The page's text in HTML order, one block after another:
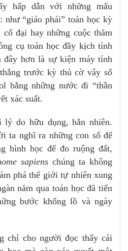
hấp dẫn với những mẩu
như “giáo phái” toán học kỳ
cổ đại hay những cuộc thăm
cụ toán học đầy kịch tính
đây hơn là sự kiện máy tính
trước kỳ thủ cờ vây số
bằng những nước đi “thần
xác suất.
lý do hữu dụng, hẳn nhiên.
ta nghĩ ra những con số để
hình học để đo ruộng đất,
sapiens chúng ta không
phá thế giới tự nhiên xung
năm qua toán học đã tiến
bước khổng lồ và ngày
chỉ cho người đọc thấy cái